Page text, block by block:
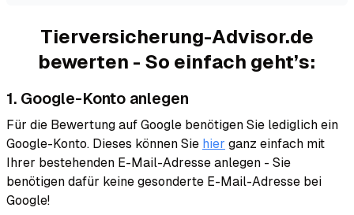
Tierversicherung-Advisor.de
bewerten - So einfach geht’s:
1. Google-Konto anlegen
Für die Bewertung auf Google benötigen Sie lediglich ein
Google-Konto. Dieses können Sie hier ganz einfach mit
Ihrer bestehenden E-Mail-Adresse anlegen - Sie
benötigen dafür keine gesonderte E-Mail-Adresse bei
Google!